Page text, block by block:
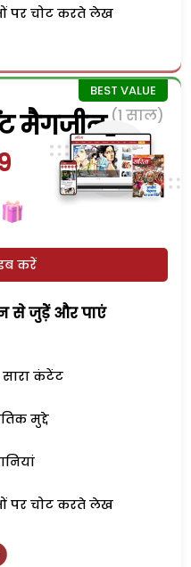
पर चोट करते लेख
मैगजीन (1 साल)
करें
से जुड़ेें और पाएं
कंटेंट
मुद्दे
पर चोट करते लेख